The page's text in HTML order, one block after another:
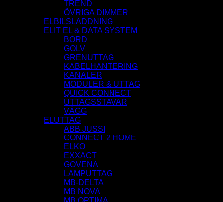
TREND
ÖVRIGA DIMMER
ELBILSLADDNING
ELIT EL & DATA SYSTEM
BORD
GOLV
GRENUTTAG
KABELHANTERING
KANALER
MODULER & UTTAG
QUICK CONNECT
UTTAGSSTAVAR
VÄGG
ELUTTAG
ABB JUSSI
CONNECT 2 HOME
ELKO
EXXACT
GOVENA
LAMPUTTAG
MB-DELTA
MB NOVA